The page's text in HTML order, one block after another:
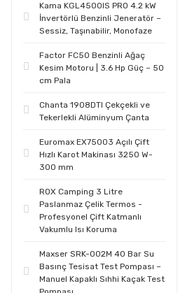
Kama KGL4500IS PRO 4.2 kW
İnvertörlü Benzinli Jeneratör –
Sessiz, Taşınabilir, Monofaze
Factor FC50 Benzinli Ağaç
Kesim Motoru | 3.6 Hp Güç – 50
cm Pala
Chanta 1908DTI Çekçekli ve
Tekerlekli Alüminyum Çanta
Euromax EX75003 Açılı Çift
Hızlı Karot Makinası 3250 W-
300 mm
ROX Camping 3 Litre
Paslanmaz Çelik Termos -
Profesyonel Çift Katmanlı
Vakumlu Isı Koruma
Maxser SRK-002M 40 Bar Su
Basınç Tesisat Test Pompası –
Manuel Kapaklı Sıhhi Kaçak Test